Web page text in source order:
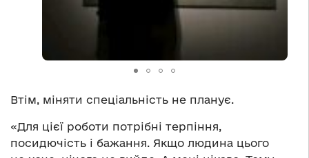
Втім, міняти спеціальність не планує.
«Для цієї роботи потрібні терпіння,
посидючість і бажання. Якщо людина цього